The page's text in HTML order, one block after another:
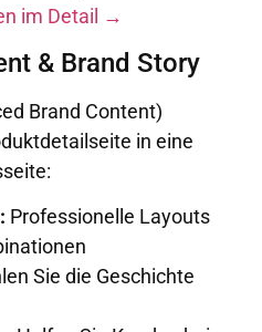
im Detail →
& Brand Story
Brand Content)
in eine
Professionelle Layouts
Sie die Geschichte